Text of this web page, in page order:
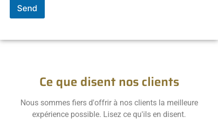
t
s
Send
Ce que disent nos clients
Nous sommes fiers d'offrir à nos clients la meilleure
expérience possible. Lisez ce qu'ils en disent.